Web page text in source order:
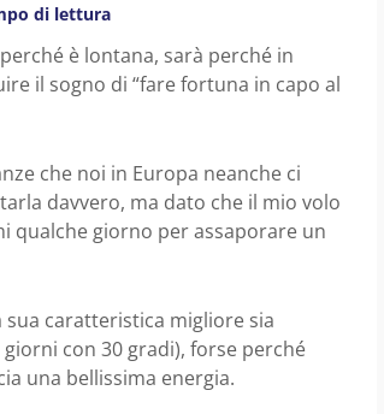
di lettura
è lontana, sarà perché in
il sogno di “fare fortuna in capo al
che noi in Europa neanche ci
davvero, ma dato che il mio volo
qualche giorno per assaporare un
sua caratteristica migliore sia
con 30 gradi), forse perché
una bellissima energia.